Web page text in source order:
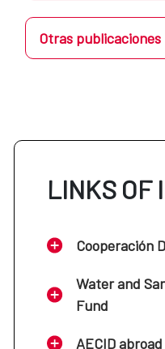
Otras publicaciones
LINKS OF
Cooperación
Water and
Fund
AECID abroad